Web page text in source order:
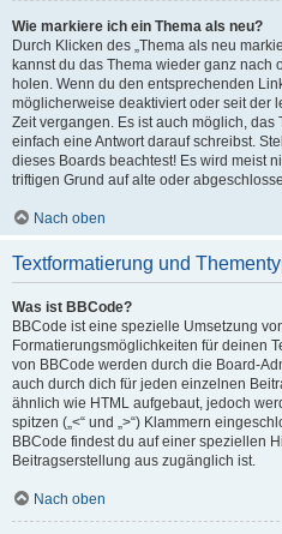
Wie markiere ich ein Thema als neu?
Durch Klicken des „Thema als neu
kannst du das Thema wieder ganz nach
holen. Wenn du den entsprechenden
möglicherweise deaktiviert oder seit der
Zeit vergangen. Es ist auch möglich,
einfach eine Antwort darauf schreibst.
dieses Boards beachtest! Es wird meist
triftigen Grund auf alte oder
Nach oben
Textformatierung und
Was ist BBCode?
BBCode ist eine spezielle Umsetzung
Formatierungsmöglichkeiten für deinen
von BBCode werden durch die Board-
auch durch dich für jeden einzelnen
ähnlich wie HTML aufgebaut, jedoch
spitzen („<“ und „>“) Klammern
BBCode findest du auf einer speziellen
Beitragserstellung aus zugänglich ist.
Nach oben